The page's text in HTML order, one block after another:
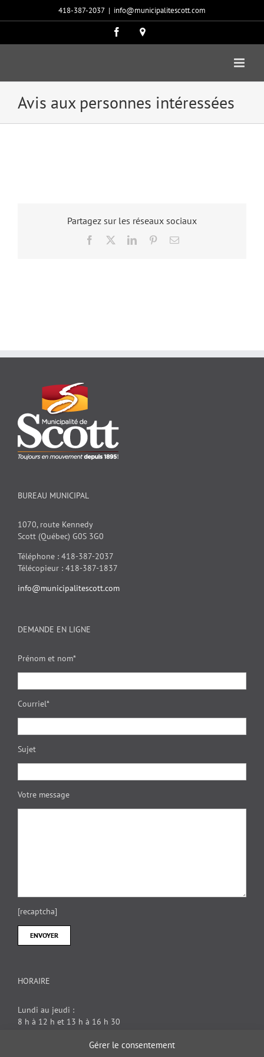
Gérer le consentement
418-387-2037 | info@municipalitescott.com
Facebook
Carte
Avis aux personnes intéressées
Partagez sur les réseaux sociaux
Facebook LinkedInPinterestEmail
BUREAU MUNICIPAL
1070, route Kennedy
Scott (Québec) G0S 3G0
Téléphone : 418-387-2037
Télécopieur : 418-387-1837
info@municipalitescott.com
DEMANDE EN LIGNE
Prénom et nom*
Courriel*
Sujet
Votre message
[recaptcha]
HORAIRE
Lundi au jeudi :
8 h à 12 h et 13 h à 16 h 30